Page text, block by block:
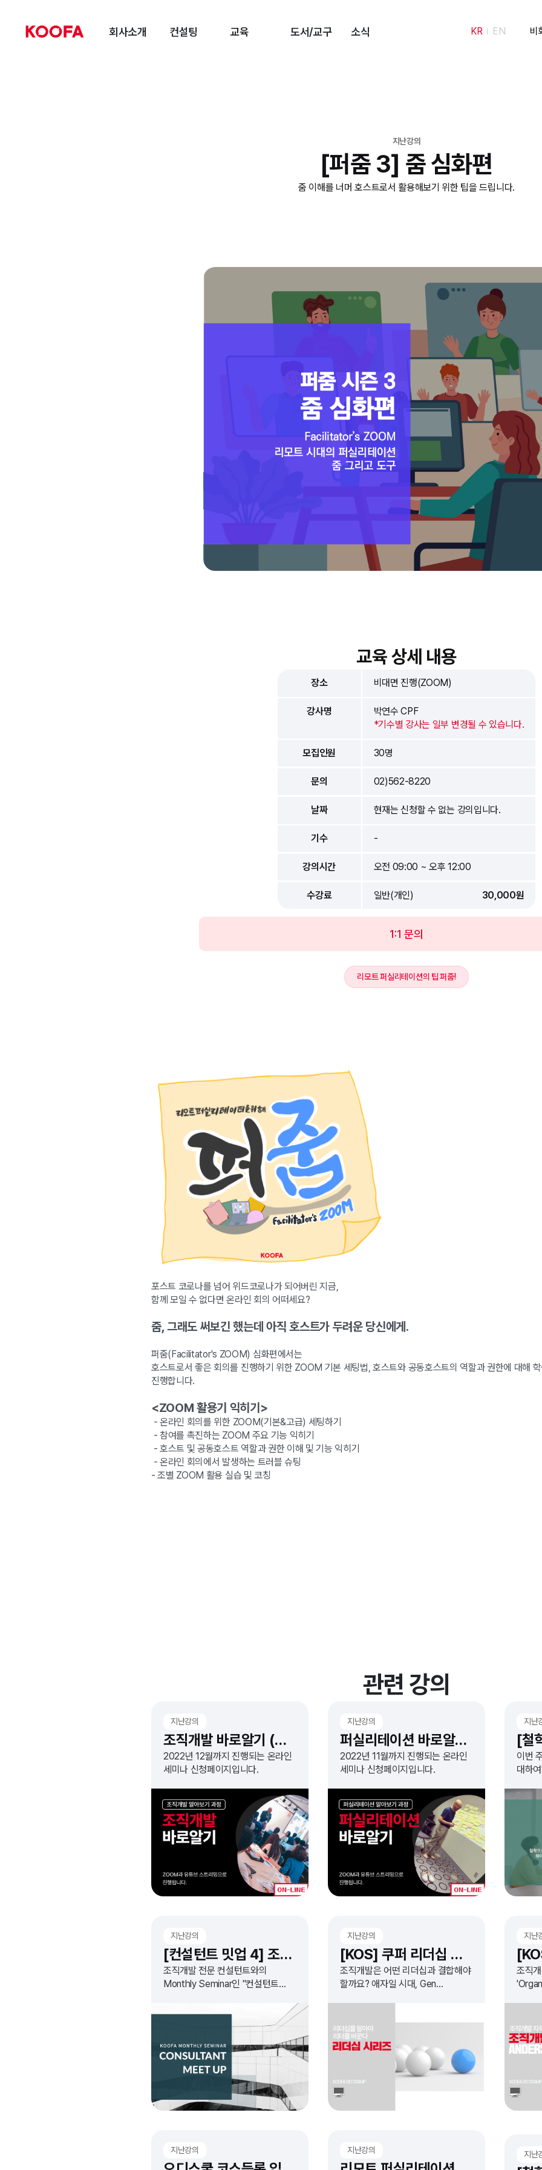
회사소개 컨설팅 교육 도서/교구 소식 KR EN 비
지난강의
[퍼줌 3] 줌 심화편
줌 이해를 너머 호스트로서 활용해보기 위한 팁을 드립니다.
교육 상세 내용
장소 비대면 진행(ZOOM)
강사명
박연수 CPF
*기수별 강사는 일부 변경될 수 있습니다.
모집인원 30명
문의 02)562-8220
날짜 현재는 신청할 수 없는 강의입니다.
기수 -
강의시간 오전 09:00 ~ 오후 12:00
수강료 일반(개인) 30,000원
1:1 문의
리모트 퍼실리테이션의 팁 퍼줌!
포스트 코로나를 넘어 위드코로나가 되어버린 지금,
함께 모일 수 없다면 온라인 회의 어떠세요?
줌, 그래도 써보긴 했는데 아직 호스트가 두려운 당신에게.
퍼줌(Facilitator's ZOOM) 심화편에서는
호스트로서 좋은 회의를 진행하기 위한 ZOOM 기본 세팅법, 호스트와 공동호스트의 역할과 권한에 대해
진행합니다.
<ZOOM 활용기 익히기>
- 온라인 회의를 위한 ZOOM(기본&고급) 세팅하기
- 참여를 촉진하는 ZOOM 주요 기능 익히기
- 호스트 및 공동호스트 역할과 권한 이해 및 기능 익히기
- 온라인 회의에서 발생하는 트러블 슈팅
- 조별 ZOOM 활용 실습 및 코칭
관련 강의
지난강의
조직개발 바로알기 (무료웨비나)
2022년 12월까지 진행되는 온라인
세미나 신청페이지입니다.
지난강의
퍼실리테이션 바로알기 (무료웨비나)
2022년 11월까지 진행되는 온라인
세미나 신청페이지입니다.
지난
이번
대하
지난강의
[컨설턴트 밋업 4] 조직문화 엑스칼리버
조직개발 전문 컨설턴트와의
Monthly Seminar인 "컨설턴트
지난강의
[KOS] 쿠퍼 리더십 시리즈
조직개발은 어떤 리더십과 결합해야
할까요? 애자일 시대, Gen
확인하고 실습 합니다.
지난
조직
기반
지난강의 지난강의 지난